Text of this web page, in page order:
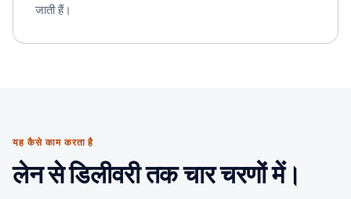
जाती हैं।
यह कैसे काम करता है
लेन से डिलीवरी तक चार चरणों में।